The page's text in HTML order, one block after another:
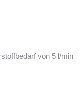
von 5 l/min